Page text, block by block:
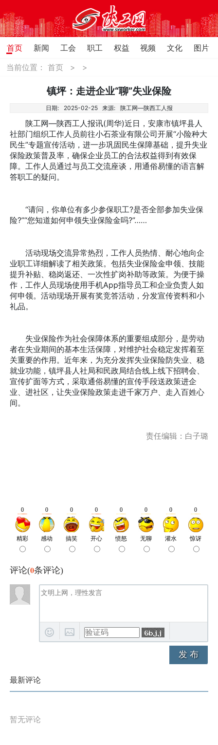
首页 新闻 工会 职工 权益 视频 文化
图片
当前位置：首页 > >
镇坪：走进企业“聊”失业保险
日期: 2025-02-25 来源: 陕工网—陕西工人报
陕工网—陕西工人报讯(周华)近日，安康市镇坪县人
社部门组织工作人员前往小石茶业有限公司开展“小险种大
民生”专题宣传活动，进一步巩固民生保障基础，提升失业
保险政策普及率，确保企业员工的合法权益得到有效保
障。工作人员通过与员工交流座谈，用通俗易懂的语言解
答职工的疑问。
“请问，你单位有多少参保职工?是否全部参加失业保
险?”“您知道如何申领失业保险金吗?”……
活动现场交流异常热烈，工作人员热情、耐心地向企
业职工详细解读了相关政策。包括失业保险金申领、技能
提升补贴、稳岗返还、一次性扩岗补助等政策。为便于操
作，工作人员现场使用手机App指导员工和企业负责人如
何申领。活动现场开展有奖竞答活动，分发宣传资料和小
礼品。
失业保险作为社会保障体系的重要组成部分，是劳动
者在失业期间的基本生活保障，对维护社会稳定发挥着至
关重要的作用。近年来，为充分发挥失业保险防失业、稳
就业功能，镇坪县人社局和民政局结合线上线下招聘会、
宣传扩面等方式，采取通俗易懂的宣传手段送政策进企
业、进社区，让失业保险政策走进千家万户、走入百姓心
间。
责任编辑：白子璐
评论(0条评论)
发 布
最新评论
暂无评论